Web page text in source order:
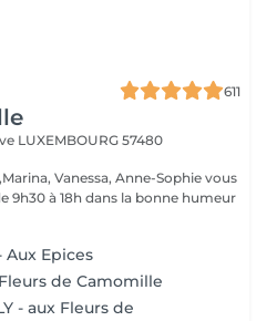
611
LUXEMBOURG 57480
Vanessa, Anne-Sophie vous
9h30 à 18h dans la bonne humeur
Aux Epices
de Camomille
- aux Fleurs de